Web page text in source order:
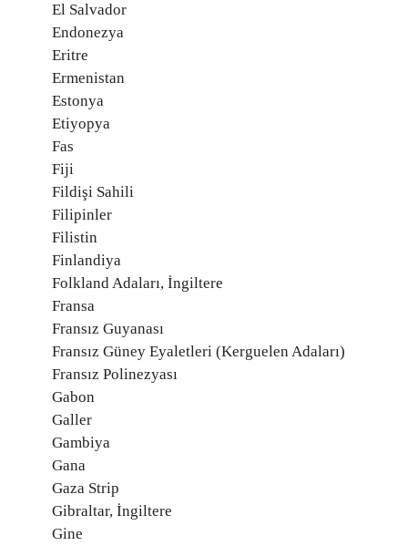
El Salvador
Endonezya
Eritre
Ermenistan
Estonya
Etiyopya
Fas
Fiji
Fildişi Sahili
Filipinler
Filistin
Finlandiya
Folkland Adaları, İngiltere
Fransa
Fransız Guyanası
Fransız Güney Eyaletleri (Kerguelen Adaları)
Fransız Polinezyası
Gabon
Galler
Gambiya
Gana
Gaza Strip
Gibraltar, İngiltere
Gine